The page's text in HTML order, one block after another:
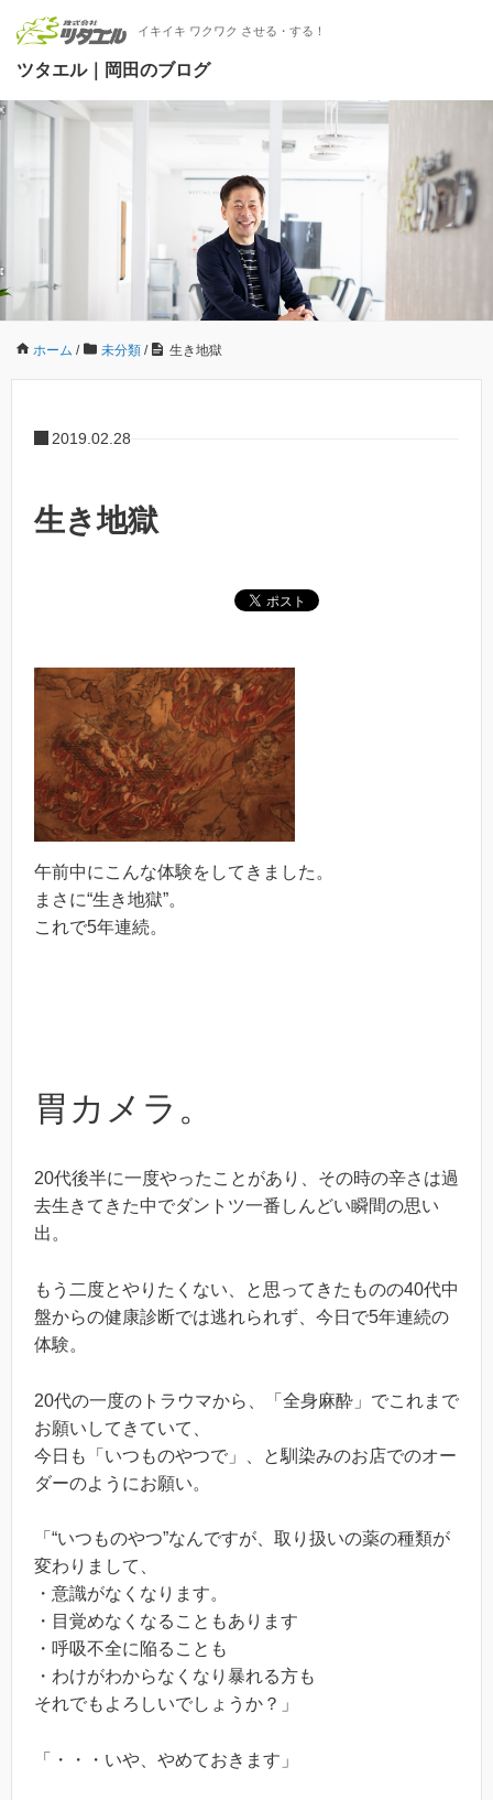
イキイキ ワクワク させる・する！
ツタエル｜岡田のブログ
ホーム / 未分類 / 生き地獄
2019.02.28
生き地獄
午前中にこんな体験をしてきました。
まさに“生き地獄”。
これで5年連続。
胃カメラ。
20代後半に一度やったことがあり、その時の辛さは過
去生きてきた中でダントツ一番しんどい瞬間の思い
出。
もう二度とやりたくない、と思ってきたものの40代中
盤からの健康診断では逃れられず、今日で5年連続の
体験。
20代の一度のトラウマから、「全身麻酔」でこれまで
お願いしてきていて、
今日も「いつものやつで」、と馴染みのお店でのオー
ダーのようにお願い。
「“いつものやつ”なんですが、取り扱いの薬の種類が
変わりまして、
・意識がなくなります。
・目覚めなくなることもあります
・呼吸不全に陥ることも
・わけがわからなくなり暴れる方も
それでもよろしいでしょうか？」
「・・・いや、やめておきます」